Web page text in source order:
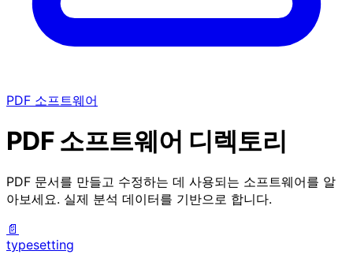
PDF 소프트웨어
PDF 소프트웨어 디렉토리
PDF 문서를 만들고 수정하는 데 사용되는 소프트웨어를 알
아보세요. 실제 분석 데이터를 기반으로 합니다.
📄
typesetting